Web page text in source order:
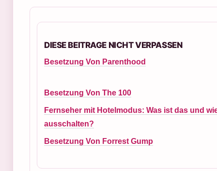
DIESE BEITRAGE NICHT VERPASSEN
Besetzung Von Parenthood
Besetzung Von The 100
Fernseher mit Hotelmodus: Was ist das und
ausschalten?
Besetzung Von Forrest Gump